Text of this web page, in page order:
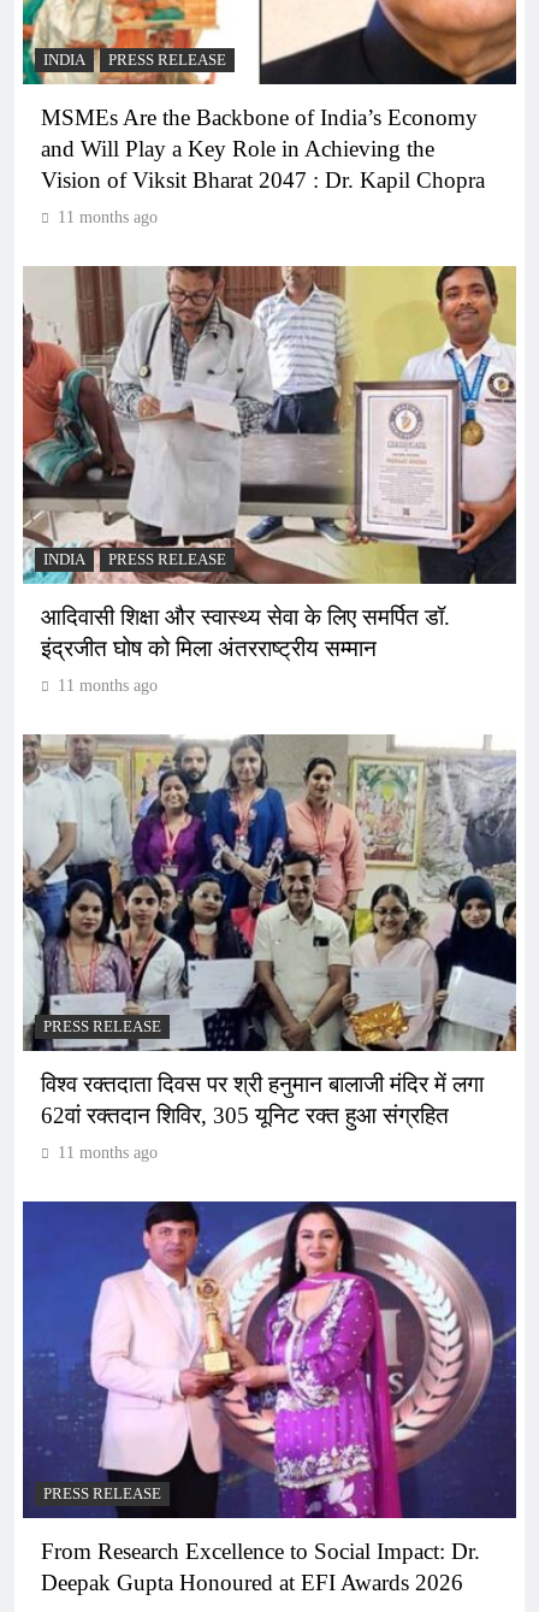
INDIA PRESS RELEASE
MSMEs Are the Backbone of India’s Economy
and Will Play a Key Role in Achieving the
Vision of Viksit Bharat 2047 : Dr. Kapil Chopra
11 months ago
INDIA PRESS RELEASE
आदिवासी शिक्षा और स्वास्थ्य सेवा के लिए समर्पित डॉ.
इंद्रजीत घोष को मिला अंतरराष्ट्रीय सम्मान
11 months ago
PRESS RELEASE
विश्व रक्तदाता दिवस पर श्री हनुमान बालाजी मंदिर में लगा
62वां रक्तदान शिविर, 305 यूनिट रक्त हुआ संग्रहित
11 months ago
PRESS RELEASE
From Research Excellence to Social Impact: Dr.
Deepak Gupta Honoured at EFI Awards 2026